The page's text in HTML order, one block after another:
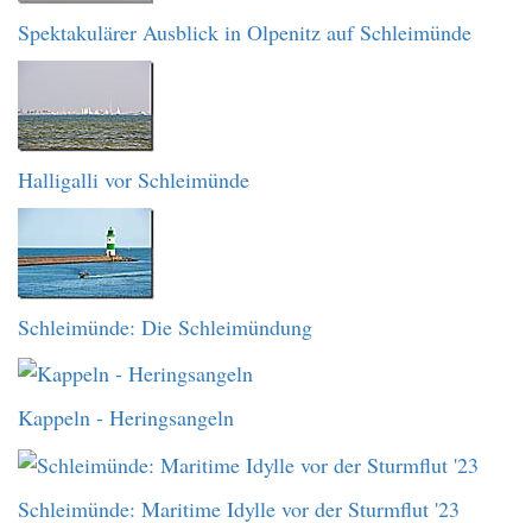
Spektakulärer Ausblick in Olpenitz auf Schleimünde
Halligalli vor Schleimünde
Schleimünde: Die Schleimündung
Kappeln - Heringsangeln
Schleimünde: Maritime Idylle vor der Sturmflut '23